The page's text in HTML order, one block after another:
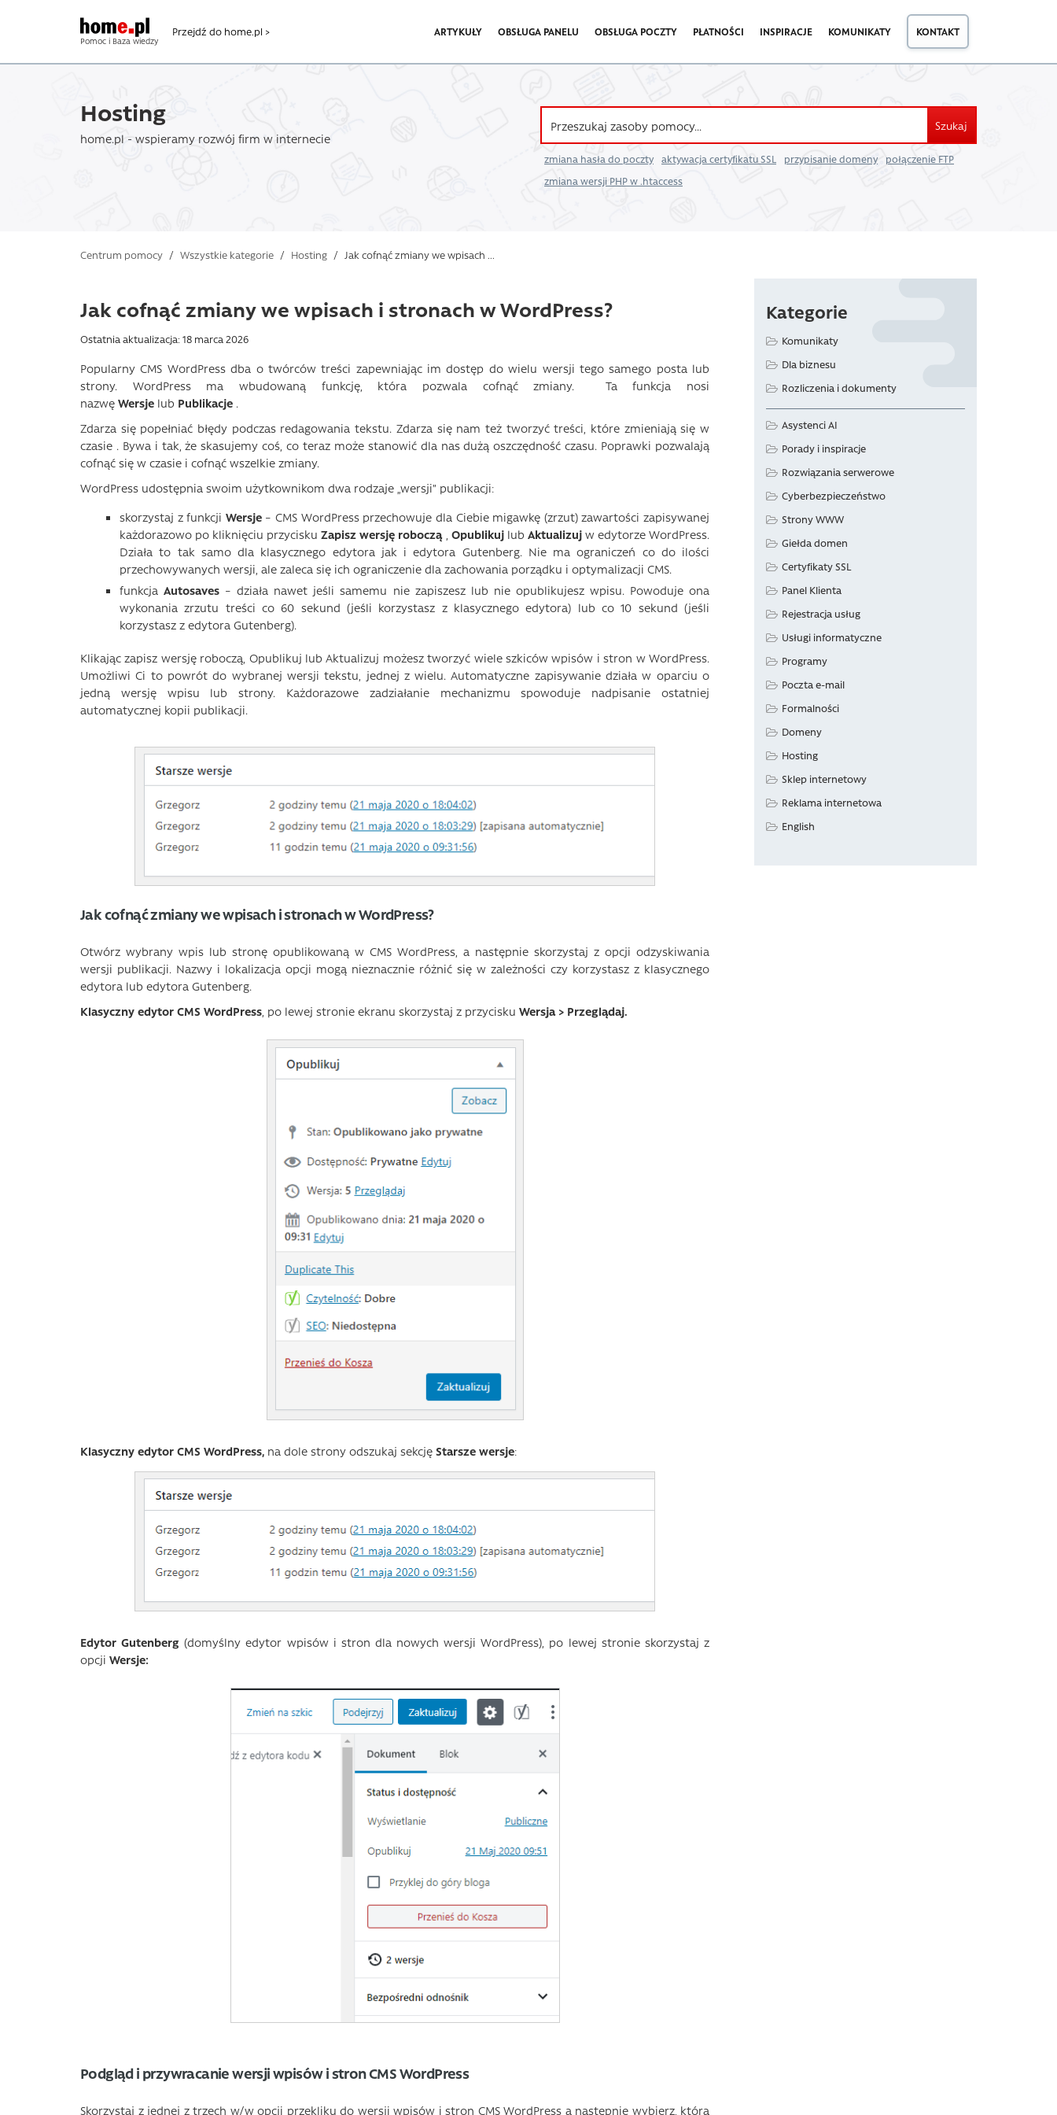
Pomoc i Baza wiedzy
Przejdź do home.pl > ARTYKUŁY OBSŁUGA PANELU OBSŁUGA POCZTY PŁATNOŚCI INSPIRACJE KOMUNIKATY KONTAKT
Hosting
home.pl - wspieramy rozwój firm w internecie
Szukaj
zmiana hasła do poczty aktywacja certyfikatu SSL przypisanie domeny
połączenie FTP
zmiana wersji PHP w .htaccess
Centrum pomocy / Wszystkie kategorie / Hosting / Jak cofnąć zmiany we wpisach ...
Jak cofnąć zmiany we wpisach i stronach w WordPress?
Ostatnia aktualizacja: 18 marca 2026
Popularny CMS WordPress dba o twórców treści zapewniając im dostęp do wielu wersji tego samego posta lub
strony. WordPress ma wbudowaną funkcję, która pozwala cofnąć zmiany. Ta funkcja nosi
nazwę Wersje lub Publikacje .
Zdarza się popełniać błędy podczas redagowania tekstu. Zdarza się nam też tworzyć treści, które zmieniają się w
czasie . Bywa i tak, że skasujemy coś, co teraz może stanowić dla nas dużą oszczędność czasu. Poprawki pozwalają
cofnąć się w czasie i cofnąć wszelkie zmiany.
WordPress udostępnia swoim użytkownikom dwa rodzaje „wersji” publikacji:
skorzystaj z funkcji Wersje– CMS WordPress przechowuje dla Ciebie migawkę (zrzut) zawartości zapisywanej
każdorazowo po kliknięciu przyciskuZapisz wersję roboczą, Opublikujlub Aktualizujw edytorze WordPress.
Działa to tak samo dla klasycznego edytora jak i edytora Gutenberg. Nie ma ograniczeń co do ilości
przechowywanych wersji, ale zaleca się ich ograniczenie dla zachowania porządku i optymalizacji CMS.
funkcjaAutosaves – działa nawet jeśli samemu nie zapiszesz lub nie opublikujesz wpisu. Powoduje ona
wykonania zrzutu treści co 60 sekund (jeśli korzystasz z klasycznego edytora) lub co 10 sekund (jeśli
korzystasz z edytora Gutenberg).
Klikając zapisz wersję roboczą, Opublikuj lub Aktualizuj możesz tworzyć wiele szkiców wpisów i stron w WordPress.
Umożliwi Ci to powrót do wybranej wersji tekstu, jednej z wielu. Automatyczne zapisywanie działa w oparciu o
jedną wersję wpisu lub strony. Każdorazowe zadziałanie mechanizmu spowoduje nadpisanie ostatniej
automatycznej kopii publikacji.
Jak cofnąć zmiany we wpisach i stronach w WordPress?
Otwórz wybrany wpis lub stronę opublikowaną w CMS WordPress, a następnie skorzystaj z opcji odzyskiwania
wersji publikacji. Nazwy i lokalizacja opcji mogą nieznacznie różnić się w zależności czy korzystasz z klasycznego
edytora lub edytora Gutenberg.
Klasyczny edytor CMS WordPress, po lewej stronie ekranu skorzystaj z przycisku Wersja > Przeglądaj.
Klasyczny edytor CMS WordPress, na dole strony odszukaj sekcję Starsze wersje:
Edytor Gutenberg (domyślny edytor wpisów i stron dla nowych wersji WordPress), po lewej stronie skorzystaj z
opcji Wersje:
Podgląd i przywracanie wersji wpisów i stron CMS WordPress
Skorzystaj z jednej z trzech w/w opcji przekliku do wersji wpisów i stron CMS WordPress a następnie wybierz, którą
Kategorie
Komunikaty
Dla biznesu
Rozliczenia i dokumenty
Asystenci AI
Porady i inspiracje
Rozwiązania serwerowe
Cyberbezpieczeństwo
Strony WWW
Giełda domen
Certyfikaty SSL
Panel Klienta
Rejestracja usług
Usługi informatyczne
Programy
Poczta e-mail
Formalności
Domeny
Hosting
Sklep internetowy
Reklama internetowa
English